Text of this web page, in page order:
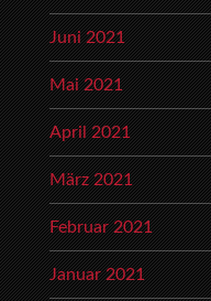
Juni 2021
Mai 2021
April 2021
März 2021
Februar 2021
Januar 2021